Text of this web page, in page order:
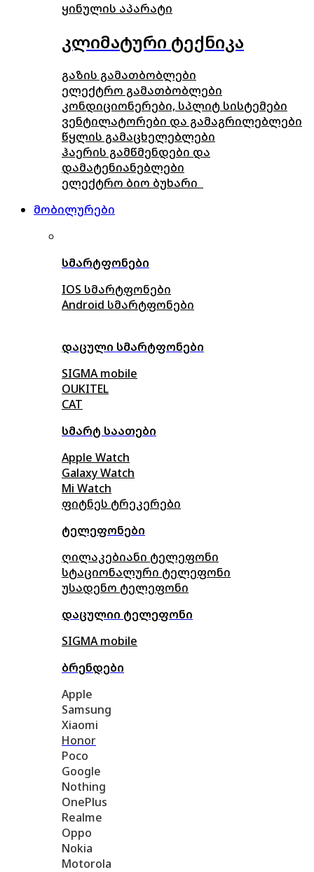
ყინულის აპარატი
კლიმატური ტექნიკა
გაზის გამათბობლები
ელექტრო გამათბობლები
კონდიციონერები, სპლიტ სისტემები
ვენტილატორები და გამაგრილებლები
წყლის გამაცხელებლები
ჰაერის გამწმენდები და
დამატენიანებლები
ელექტრო ბიო ბუხარი
მობილურები
სმარტფონები
IOS სმარტფონები
Android სმარტფონები
დაცული სმარტფონები
SIGMA mobile
OUKITEL
CAT
სმარტ საათები
Apple Watch
Galaxy Watch
Mi Watch
ფიტნეს ტრეკერები
ტელეფონები
ღილაკებიანი ტელეფონი
სტაციონალური ტელეფონი
უსადენო ტელეფონი
დაცულიი ტელეფონი
SIGMA mobile
ბრენდები
Apple
Samsung
Xiaomi
Honor
Poco
Google
Nothing
OnePlus
Realme
Oppo
Nokia
Motorola